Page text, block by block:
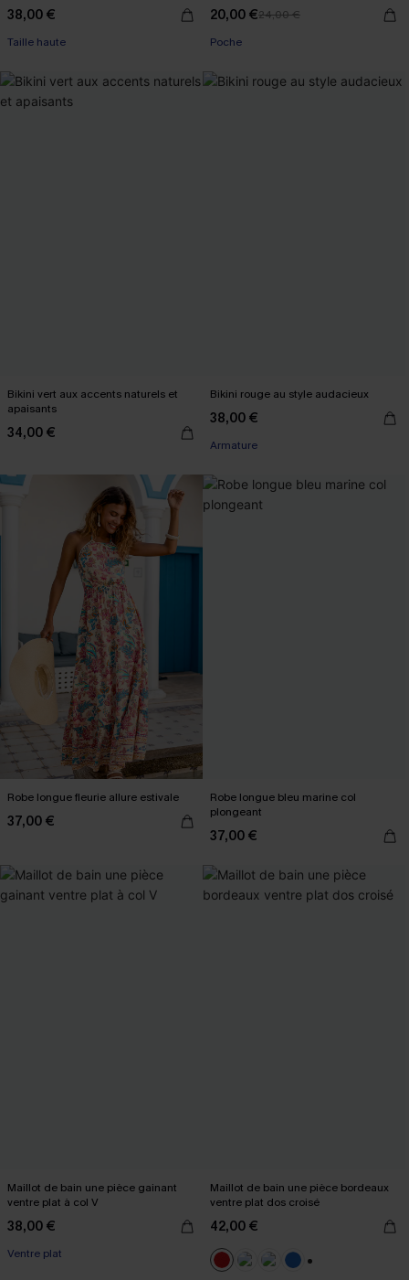
38,00 €
Taille haute
20,00 €24,00 €
Poche
Bikini vert aux accents naturels et
apaisants
34,00 €
Bikini rouge au style audacieux
38,00 €
Armature
Robe longue fleurie allure estivale
37,00 €
Robe longue bleu marine col
plongeant
37,00 €
Maillot de bain une pièce gainant
ventre plat à col V
38,00 €
Ventre plat
Maillot de bain une pièce bordeaux
ventre plat dos croisé
42,00 €